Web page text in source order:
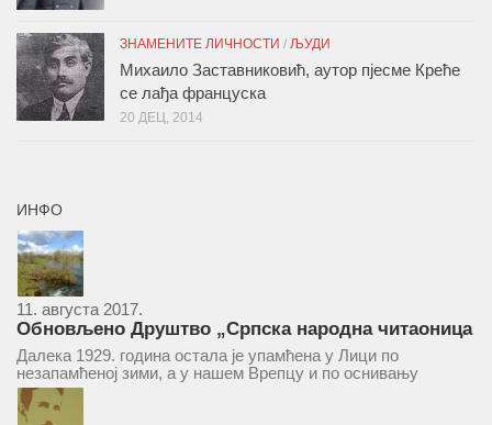
ЗНАМЕНИТЕ ЛИЧНОСТИ / ЉУДИ
Михаило Заставниковић, аутор пјесме Креће
се лађа француска
20 ДЕЦ, 2014
ИНФО
11. августа 2017.
Обновљено Друштво „Српска народна читаоница
и књижница“ у Врепцу
Далека 1929. година остала је упамћена у Лици по
незапамћеној зими, а у нашем Врепцу и по оснивању
Друштва „Српска народна читаоница и књижница у
Врепцу“. Потакнути потребом за културним и духовним